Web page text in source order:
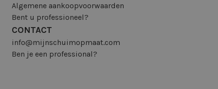
Algemene aankoopvoorwaarden
Bent u professioneel?
CONTACT
info@mijnschuimopmaat.com
Ben je een professional?